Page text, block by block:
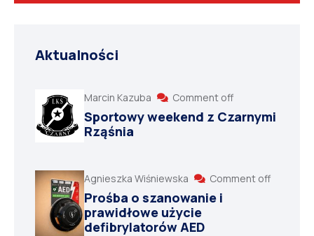
Aktualności
Marcin Kazuba Comment off
Sportowy weekend z Czarnymi
Rząśnia
Agnieszka Wiśniewska Comment off
Prośba o szanowanie i
prawidłowe użycie
defibrylatorów AED